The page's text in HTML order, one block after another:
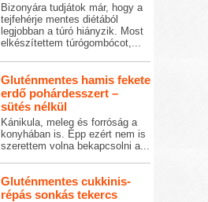
Bizonyára tudjátok már, hogy a
tejfehérje mentes diétából
legjobban a túró hiányzik. Most
elkészítettem túrógombócot,...
Gluténmentes hamis fekete
erdő pohárdesszert –
sütés nélkül
Kánikula, meleg és forróság a
konyhában is. Épp ezért nem is
szerettem volna bekapcsolni a...
Gluténmentes cukkinis-
répás sonkás tekercs